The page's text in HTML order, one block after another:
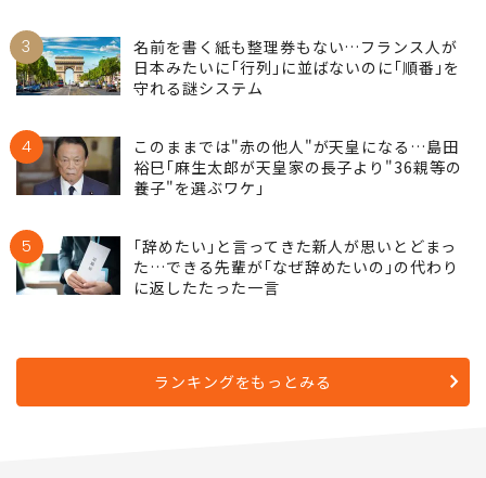
3
名前を書く紙も整理券もない…フランス人が
日本みたいに｢行列｣に並ばないのに｢順番｣を
守れる謎システム
4
このままでは"赤の他人"が天皇になる…島田
裕巳｢麻生太郎が天皇家の長子より"36親等の
養子"を選ぶワケ｣
5
｢辞めたい｣と言ってきた新人が思いとどまっ
た…できる先輩が｢なぜ辞めたいの｣の代わり
に返したたった一言
ランキングをもっとみる